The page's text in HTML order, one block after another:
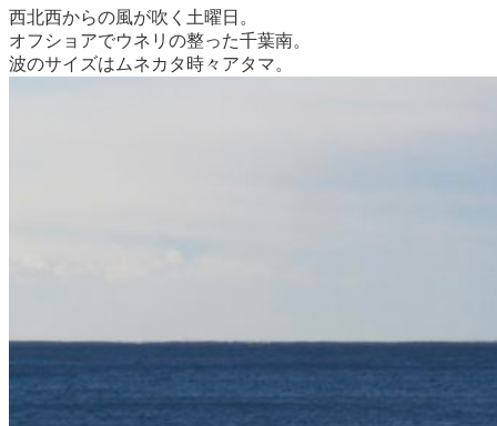
西北西からの風が吹く土曜日。
オフショアでウネリの整った千葉南。
波のサイズはムネカタ時々アタマ。